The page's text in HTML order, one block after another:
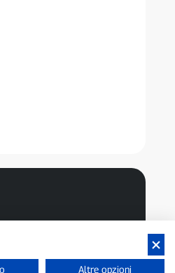
Altre opzioni